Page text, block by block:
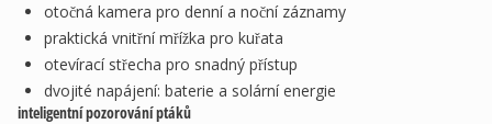
otočná kamera pro denní a noční záznamy
praktická vnitřní mřížka pro kuřata
otevírací střecha pro snadný přístup
dvojité napájení: baterie a solární energie
inteligentní pozorování ptáků